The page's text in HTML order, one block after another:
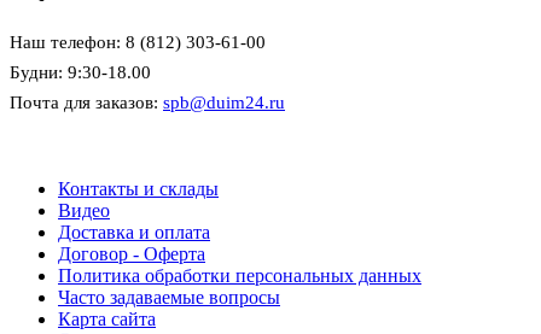
Наш телефон: 8 (812) 303-61-00
Будни: 9:30-18.00
Почта для заказов: spb@duim24.ru
Контакты и склады
Видео
Доставка и оплата
Договор - Оферта
Политика обработки персональных данных
Часто задаваемые вопросы
Карта сайта